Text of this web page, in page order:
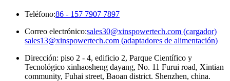
Teléfono:86 - 157 7907 7897
Correo electrónico:sales30@xinspowertech.com (cargador)
sales13@xinspowertech.com (adaptadores de alimentación)
Dirección: piso 2 - 4, edificio 2, Parque Científico y
Tecnológico xinhaosheng dayang, No. 11 Furui road, Xintian
community, Fuhai street, Baoan district. Shenzhen, china.